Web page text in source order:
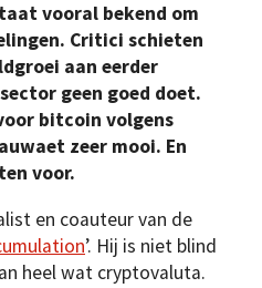
vooral bekend om
Critici schieten
aan eerder
geen goed doet.
bitcoin volgens
zeer mooi. En
voor.
en coauteur van de
’. Hij is niet blind
heel wat cryptovaluta.